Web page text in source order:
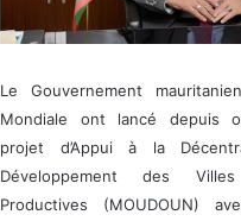
Le Gouvernement
Mondiale ont lancé depuis
projet d’Appui à la
Développement des Villes
Productives (MOUDOUN)